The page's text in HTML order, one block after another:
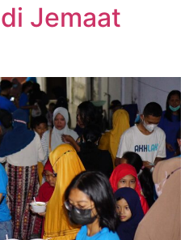
Jemaat